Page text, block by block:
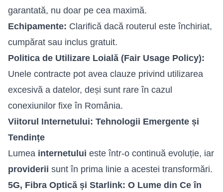
garantată, nu doar pe cea maximă.
Echipamente: Clarifică dacă routerul este închiriat,
cumpărat sau inclus gratuit.
Politica de Utilizare Loială (Fair Usage Policy):
Unele contracte pot avea clauze privind utilizarea
excesivă a datelor, deși sunt rare în cazul
conexiunilor fixe în România.
Viitorul Internetului: Tehnologii Emergente și
Tendințe
Lumea internetului este într-o continuă evoluție, iar
providerii sunt în prima linie a acestei transformări.
5G, Fibra Optică și Starlink: O Lume din Ce în